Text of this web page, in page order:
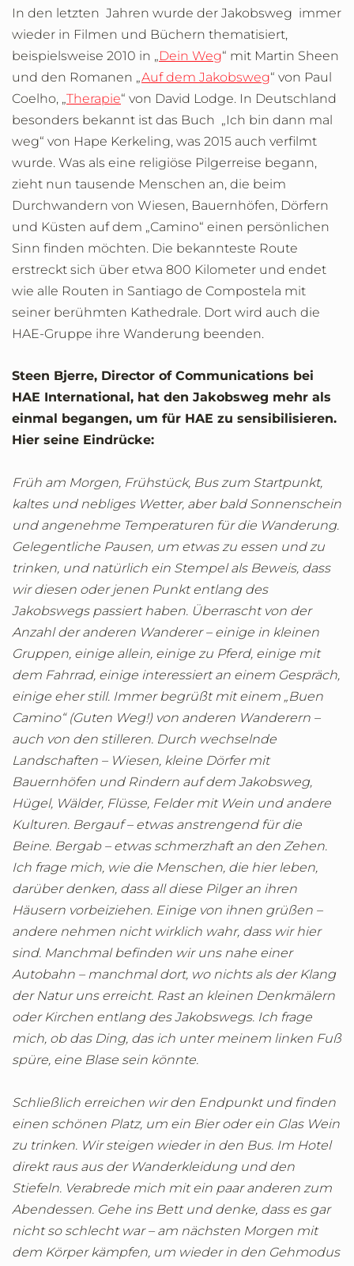
In den letzten Jahren wurde der Jakobsweg immer
wieder in Filmen und Büchern thematisiert,
beispielsweise 2010 in „Dein Weg“ mit Martin Sheen
und den Romanen „Auf dem Jakobsweg“ von Paul
Coelho, „Therapie“ von David Lodge. In Deutschland
besonders bekannt ist das Buch „Ich bin dann mal
weg“ von Hape Kerkeling, was 2015 auch verfilmt
wurde. Was als eine religiöse Pilgerreise begann,
zieht nun tausende Menschen an, die beim
Durchwandern von Wiesen, Bauernhöfen, Dörfern
und Küsten auf dem „Camino“ einen persönlichen
Sinn finden möchten. Die bekannteste Route
erstreckt sich über etwa 800 Kilometer und endet
wie alle Routen in Santiago de Compostela mit
seiner berühmten Kathedrale. Dort wird auch die
HAE-Gruppe ihre Wanderung beenden.
Steen Bjerre, Director of Communications bei
HAE International, hat den Jakobsweg mehr als
einmal begangen, um für HAE zu sensibilisieren.
Hier seine Eindrücke:
Früh am Morgen, Frühstück, Bus zum Startpunkt,
kaltes und nebliges Wetter, aber bald Sonnenschein
und angenehme Temperaturen für die Wanderung.
Gelegentliche Pausen, um etwas zu essen und zu
trinken, und natürlich ein Stempel als Beweis, dass
wir diesen oder jenen Punkt entlang des
Jakobswegs passiert haben. Überrascht von der
Anzahl der anderen Wanderer – einige in kleinen
Gruppen, einige allein, einige zu Pferd, einige mit
dem Fahrrad, einige interessiert an einem Gespräch,
einige eher still. Immer begrüßt mit einem „Buen
Camino“ (Guten Weg!) von anderen Wanderern –
auch von den stilleren. Durch wechselnde
Landschaften – Wiesen, kleine Dörfer mit
Bauernhöfen und Rindern auf dem Jakobsweg,
Hügel, Wälder, Flüsse, Felder mit Wein und andere
Kulturen. Bergauf – etwas anstrengend für die
Beine. Bergab – etwas schmerzhaft an den Zehen.
Ich frage mich, wie die Menschen, die hier leben,
darüber denken, dass all diese Pilger an ihren
Häusern vorbeiziehen. Einige von ihnen grüßen –
andere nehmen nicht wirklich wahr, dass wir hier
sind. Manchmal befinden wir uns nahe einer
Autobahn – manchmal dort, wo nichts als der Klang
der Natur uns erreicht. Rast an kleinen Denkmälern
oder Kirchen entlang des Jakobswegs. Ich frage
mich, ob das Ding, das ich unter meinem linken Fuß
spüre, eine Blase sein könnte.
Schließlich erreichen wir den Endpunkt und finden
einen schönen Platz, um ein Bier oder ein Glas Wein
zu trinken. Wir steigen wieder in den Bus. Im Hotel
direkt raus aus der Wanderkleidung und den
Stiefeln. Verabrede mich mit ein paar anderen zum
Abendessen. Gehe ins Bett und denke, dass es gar
nicht so schlecht war – am nächsten Morgen mit
dem Körper kämpfen, um wieder in den Gehmodus